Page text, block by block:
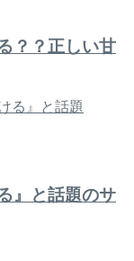
？？正しい甘
』と話題のサ